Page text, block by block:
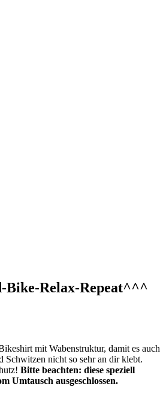
Relax-Repeat^^^
mit Wabenstruktur, damit es auch
Schwitzen nicht so sehr an dir klebt.
Bitte beachten: diese speziell
Umtausch ausgeschlossen.